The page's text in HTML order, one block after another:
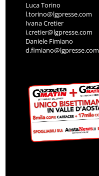
Luca Torino
l.torino@lgpresse.com
Ivana Cretier
i.cretier@lgpresse.com
Daniele Fimiano
d.fimiano@lgpresse.com